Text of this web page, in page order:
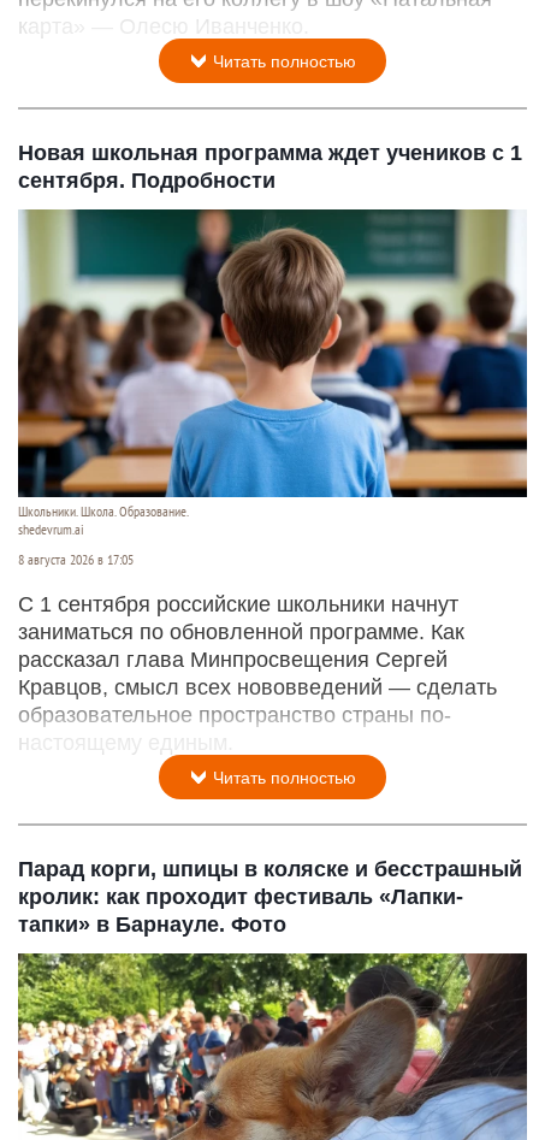
карта» — Олесю Иванченко.
Читать полностью
Новая школьная программа ждет учеников с 1
сентября. Подробности
Школьники. Школа. Образование.
shedevrum.ai
8 августа 2026 в 17:05
С 1 сентября российские школьники начнут
заниматься по обновленной программе. Как
рассказал глава Минпросвещения Сергей
Кравцов, смысл всех нововведений — сделать
образовательное пространство страны по-
настоящему единым.
Читать полностью
Парад корги, шпицы в коляске и бесстрашный
кролик: как проходит фестиваль «Лапки-
тапки» в Барнауле. Фото